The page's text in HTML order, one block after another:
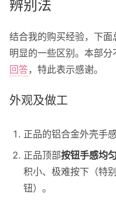
辨别法
结合我的购买经验，下
明显的一些区别。本部
回答，特此表示感谢。
外观及做工
正品的铝合金外壳手
正品顶部按钮手感均
积小、极难按下（特
钮）。